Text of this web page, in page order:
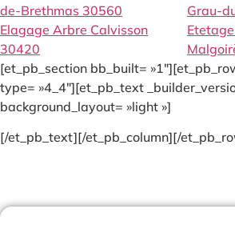
de-Brethmas 30560
Elagage Arbre Calvisson
30420
Grau-
[et_pb_section bb_built=
type= »4_4″][et_pb_text
background_layout= »light »]
[/et_pb_text][/et_pb_column][/